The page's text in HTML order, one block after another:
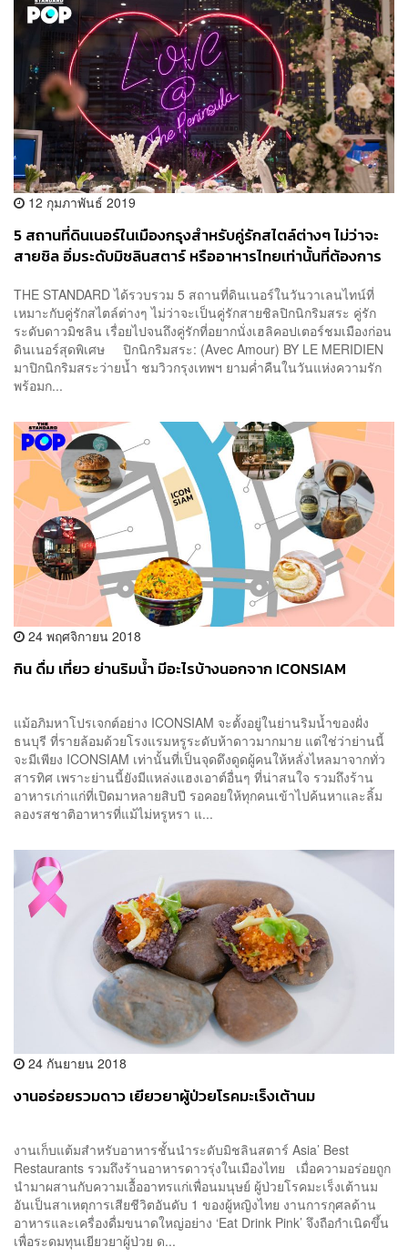
12 กุมภาพันธ์ 2019
5 สถานที่ดินเนอร์ในเมืองกรุงสำหรับคู่รักสไตล์ต่างๆ ไม่ว่าจะ
สายชิล อิ่มระดับมิชลินสตาร์ หรืออาหารไทยเท่านั้นที่ต้องการ
THE STANDARD ได้รวบรวม 5 สถานที่ดินเนอร์ในวันวาเลนไทน์ที่
เหมาะกับคู่รักสไตล์ต่างๆ ไม่ว่าจะเป็นคู่รักสายชิลปิกนิกริมสระ คู่รัก
ระดับดาวมิชลิน เรื่อยไปจนถึงคู่รักที่อยากนั่งเฮลิคอปเตอร์ชมเมืองก่อน
ดินเนอร์สุดพิเศษ ปิกนิกริมสระ: (Avec Amour) BY LE MERIDIEN
มาปิกนิกริมสระว่ายน้ำ ชมวิวกรุงเทพฯ ยามค่ำคืนในวันแห่งความรัก
พร้อมก...
24 พฤศจิกายน 2018
กิน ดื่ม เที่ยว ย่านริมน้ำ มีอะไรบ้างนอกจาก ICONSIAM
แม้อภิมหาโปรเจกต์อย่าง ICONSIAM จะตั้งอยู่ในย่านริมน้ำของฝั่ง
ธนบุรี ที่รายล้อมด้วยโรงแรมหรูระดับห้าดาวมากมาย แต่ใช่ว่าย่านนี้
จะมีเพียง ICONSIAM เท่านั้นที่เป็นจุดดึงดูดผู้คนให้หลั่งไหลมาจากทั่ว
สารทิศ เพราะย่านนี้ยังมีแหล่งแฮงเอาต์อื่นๆ ที่น่าสนใจ รวมถึงร้าน
อาหารเก่าแก่ที่เปิดมาหลายสิบปี รอคอยให้ทุกคนเข้าไปค้นหาและลิ้ม
ลองรสชาติอาหารที่แม้ไม่หรูหรา แ...
24 กันยายน 2018
งานอร่อยรวมดาว เยียวยาผู้ป่วยโรคมะเร็งเต้านม
งานเก็บแต้มสำหรับอาหารชั้นนำระดับมิชลินสตาร์ Asia’ Best
Restaurants รวมถึงร้านอาหารดาวรุ่งในเมืองไทย เมื่อความอร่อยถูก
นำมาผสานกับความเอื้ออาทรแก่เพื่อนมนุษย์ ผู้ป่วยโรคมะเร็งเต้านม
อันเป็นสาเหตุการเสียชีวิตอันดับ 1 ของผู้หญิงไทย งานการกุศลด้าน
อาหารและเครื่องดื่มขนาดใหญ่อย่าง ‘Eat Drink Pink’ จึงถือกำเนิดขึ้น
เพื่อระดมทุนเยียวยาผู้ป่วย ด...